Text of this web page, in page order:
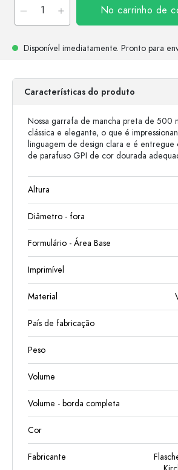
No carrinho de
Disponível imediatamente. Pronto para
Características do produto
Nossa garrafa de mancha preta de 500
clássica e elegante, o que é
linguagem de design clara e é entregue
de parafuso GPI de cor dourada
Altura
Diâmetro - fora
Formulário - Área Base
Imprimível
Material
País de fabricação
Peso
Volume
Volume - borda completa
Cor
Fabricante